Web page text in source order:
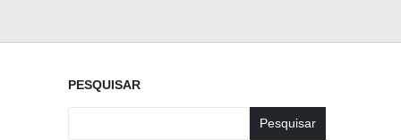
PESQUISAR
Pesquisar